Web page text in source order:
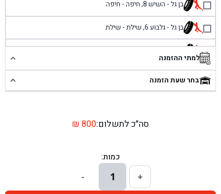
בן גל - השיש 8, חיפה - חיפה
בן גל - גלבוע 6, שילת - שילת
בן גל - פוריידיס, כניסה צפונית מול כביש 4 - פרדיס
בן גל - שכונת אזור תעשייה זעירה, עיילבון - עיילבון
בן גל - דרך השבעה 20, אזור - אזור
בן גל - הרצל 6, גדרה - גדרה
בן גל - שדרות דוד בן גוריון 8, באר שבע - באר שבע
למתי ההזמנה
בחר שעת הזמנה
סה״כ לתשלום: ₪ 800
כמות:
+
1
-